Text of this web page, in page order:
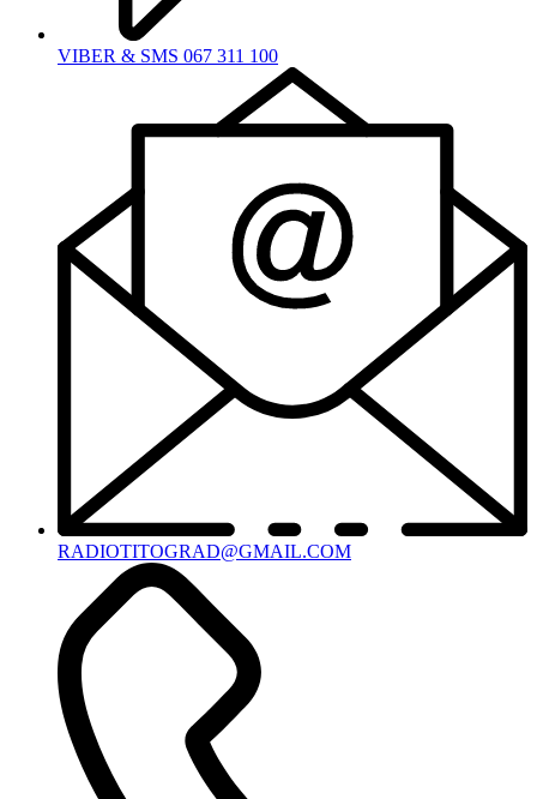
VIBER & SMS 067 311 100
RADIOTITOGRAD@GMAIL.COM